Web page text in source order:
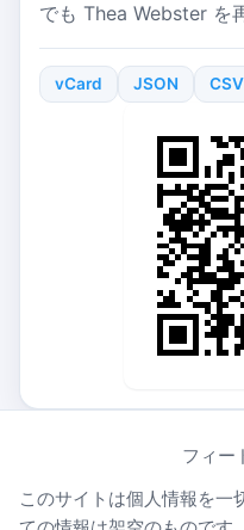
でも Thea Webster を
vCard JSON CSV
フィー
このサイトは個人情報を一